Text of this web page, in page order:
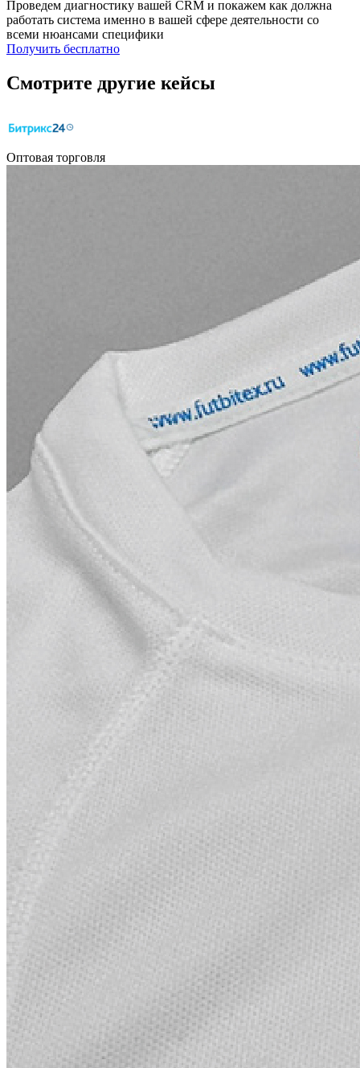
Проведем диагностику вашей CRM и покажем как должна
работать система именно в вашей сфере деятельности со
всеми нюансами специфики
Получить бесплатно
Смотрите другие кейсы
Оптовая торговля